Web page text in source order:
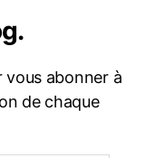
vous abonner à
de chaque